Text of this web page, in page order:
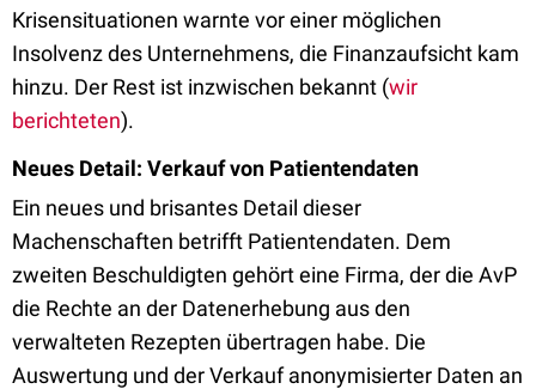
Krisensituationen warnte vor einer möglichen
Insolvenz des Unternehmens, die Finanzaufsicht kam
hinzu. Der Rest ist inzwischen bekannt (wir
berichteten).
Neues Detail: Verkauf von Patientendaten
Ein neues und brisantes Detail dieser
Machenschaften betrifft Patientendaten. Dem
zweiten Beschuldigten gehört eine Firma, der die AvP
die Rechte an der Datenerhebung aus den
verwalteten Rezepten übertragen habe. Die
Auswertung und der Verkauf anonymisierter Daten an